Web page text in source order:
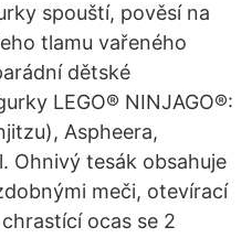
spouští, pověsí na
tlamu vařeného
dětské
LEGO® NINJAGO®:
Aspheera,
Ohnivý tesák obsahuje
meči, otevírací
ocas se 2